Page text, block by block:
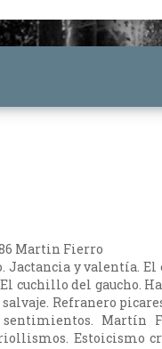
Martin Fierro
y valentía. El
cuchillo del gaucho.
Refranero
Martín
Estoicismo